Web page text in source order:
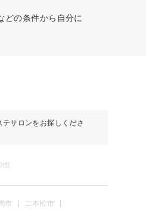
どの条件から自分に
サロンをお探しくださ
他
市
二本松市